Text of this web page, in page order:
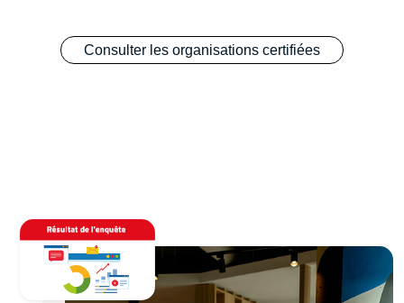
Consulter les organisations certifiées